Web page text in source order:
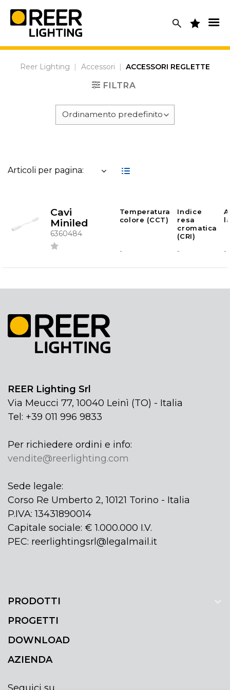
content
Reer Lighting | Accessori | ACCESSORI REGLETTE
FILTRA
Articoli per pagina:
Cavi
Miniled
6360484
Temperatura
colore (CCT)
Indice
resa
cromatica
(CRI)
- - -
REER Lighting Srl
Via Meucci 77, 10040 Leinì (TO) - Italia
Tel: +39 011 996 9833
Per richiedere ordini e info:
vendite@reerlighting.com
Sede legale:
Corso Re Umberto 2, 10121 Torino - Italia
P.IVA: 13431890014
Capitale sociale: € 1.000.000 I.V.
PEC: reerlightingsrl@legalmail.it
PRODOTTI
PROGETTI
DOWNLOAD
AZIENDA
Seguici su